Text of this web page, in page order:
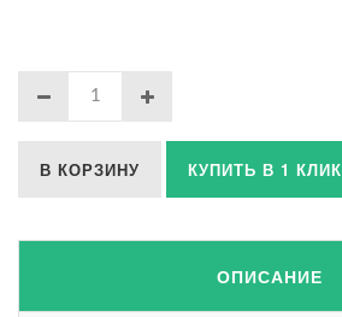
В КОРЗИНУ КУПИТЬ В 1 КЛИК
ОПИСАНИЕ